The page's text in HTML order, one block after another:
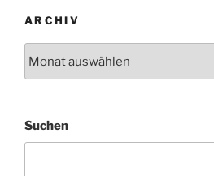
ARCHIV
Suchen